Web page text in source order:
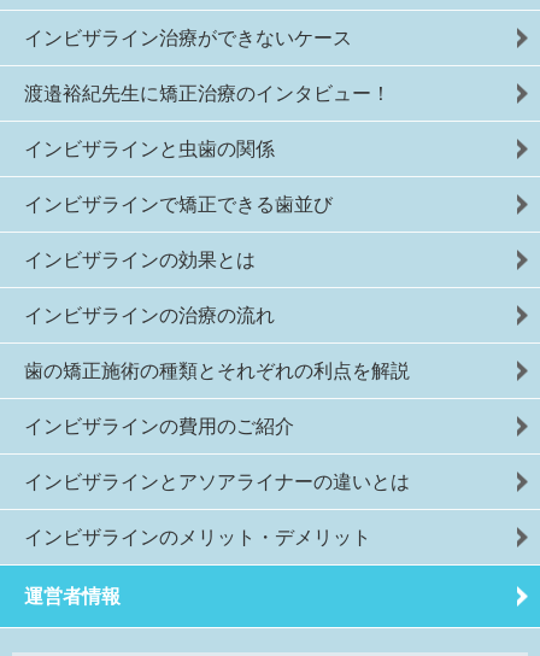
インビザライン治療ができないケース
渡邉裕紀先生に矯正治療のインタビュー！
インビザラインと虫歯の関係
インビザラインで矯正できる歯並び
インビザラインの効果とは
インビザラインの治療の流れ
歯の矯正施術の種類とそれぞれの利点を解説
インビザラインの費用のご紹介
インビザラインとアソアライナーの違いとは
インビザラインのメリット・デメリット
運営者情報